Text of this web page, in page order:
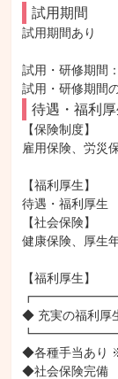
試用期間
試用期間あり
試用・研修期間
待遇・福利厚
【保険制度】
雇用保険、労災
【福利厚生】
待遇・福利厚生
【社会保険】
健康保険、厚生
【福利厚生】
◆ 充実の福利厚
◆各種手当あり
◆社会保険完備